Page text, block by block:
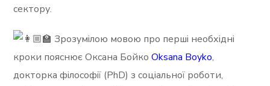
сектору.
Зрозумілою мовою про перші необхідні
кроки пояснює Оксана БойкоOksana Boyko,
докторка філософії (PhD) з соціальної роботи,